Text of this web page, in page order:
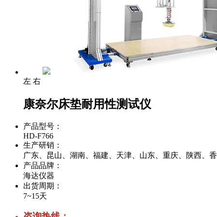
左 右
康奈尔床垫耐用性测试仪
产品型号：
HD-F766
生产研销：
广东、昆山、湖南、福建、天津、山东、重庆、陕西、
产品品牌：
海达仪器
出货周期：
7~15天